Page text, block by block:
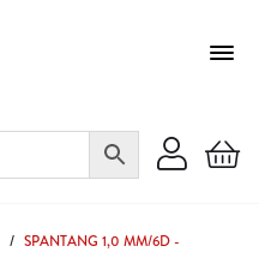
/ SPANTANG 1,0 MM/6D -